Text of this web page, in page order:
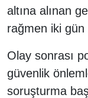
altına alınan
rağmen iki gün
Olay sonrası
güvenlik
soruşturma